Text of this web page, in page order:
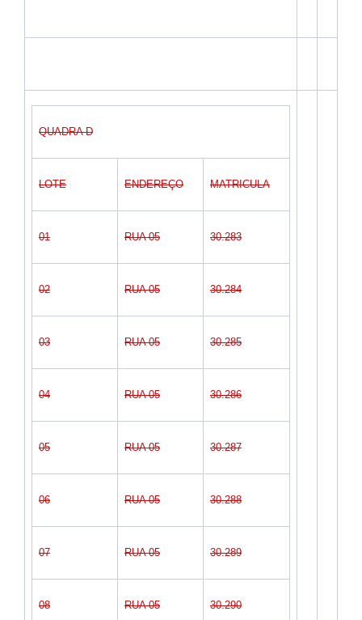
QUADRA D
LOTE ENDEREÇO MATRICULA
01 RUA 05 30.283
02 RUA 05 30.284
03 RUA 05 30.285
04 RUA 05 30.286
05 RUA 05 30.287
06 RUA 05 30.288
07 RUA 05 30.289
08 RUA 05 30.290